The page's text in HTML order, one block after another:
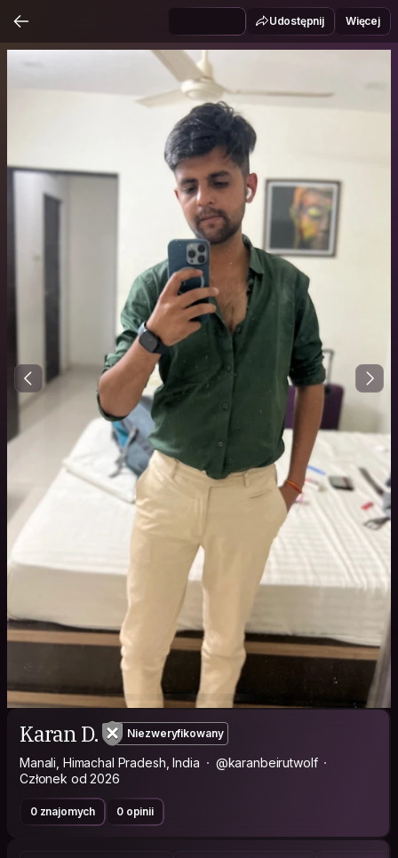
Udostępnij Więcej
Karan D. Niezweryfikowany
Manali, Himachal Pradesh, India
@karanbeirutwolf
Członek od 2026
0 znajomych 0 opinii